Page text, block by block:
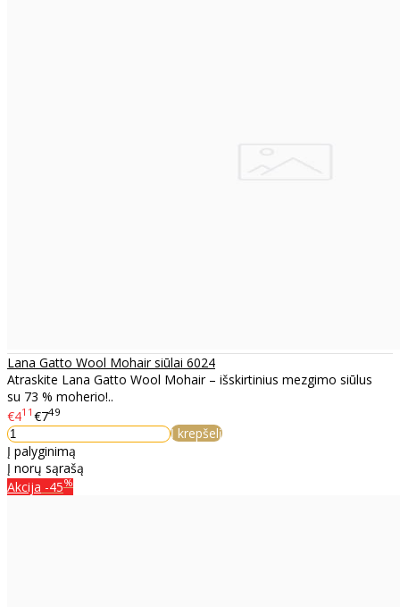
Lana Gatto Wool Mohair siūlai 6024
Atraskite Lana Gatto Wool Mohair – išskirtinius mezgimo siūlus
su 73 % moherio!..
€411 €749
Į krepšelį
Į palyginimą
Į norų sąrašą
Akcija -45%